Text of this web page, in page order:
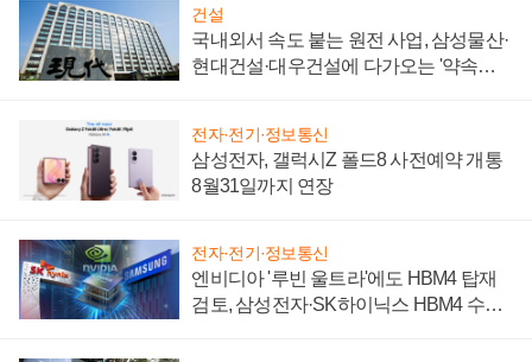
건설
국내외서 속도 붙는 원전 사업, 삼성물산·
현대건설·대우건설에 다가오는 '약속의
전자·전기·정보통신
삼성전자, 갤럭시Z 폴드8 사전예약 개통
8월31일까지 연장
전자·전기·정보통신
엔비디아 '루빈 울트라'에도 HBM4 탑재
검토, 삼성전자·SK하이닉스 HBM4 수율